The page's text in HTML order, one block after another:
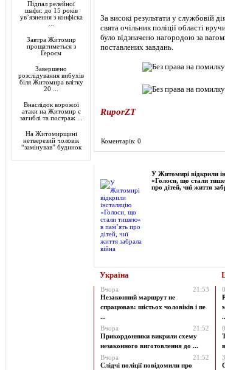
Підпал релейної
шафи: до 15 років
ув’язнення з конфіска
Завтра Житомир
прощатиметься з
Героєм
Завершено
розслідування вибухів
біля Житомира влітку
20 ...
Внаслідок ворожої
атаки на Житомир є
загиблі та постраж ...
На Житомирщині
нетверезий чоловік
“замінував” будинок
За високі результати у службовій
свята очільник поліції області
було відзначено нагородою за
поставлених завдань.
RuporZT
Коментарів: 0
У Житомирі відкрили
«Голоси, що стали
про дітей, чиї життя
Україна
Вчора
21:53
Незаконний маршрут не
спрацював: шістьох чоловіків і пе
...
Вчора
21:52
Прикордонники викрили схему
незаконного виготовлення до ...
Вчора
21:52
Слідчі поліції повідомили про